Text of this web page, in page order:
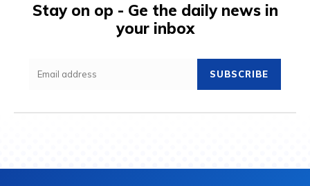
Stay on op - Ge the daily news in
your inbox
SUBSCRIBE